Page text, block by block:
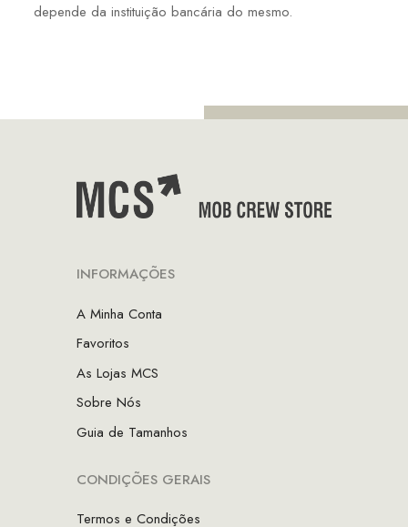
depende da instituição bancária do mesmo.
INFORMAÇÕES
A Minha Conta
Favoritos
As Lojas MCS
Sobre Nós
Guia de Tamanhos
CONDIÇÕES GERAIS
Termos e Condições